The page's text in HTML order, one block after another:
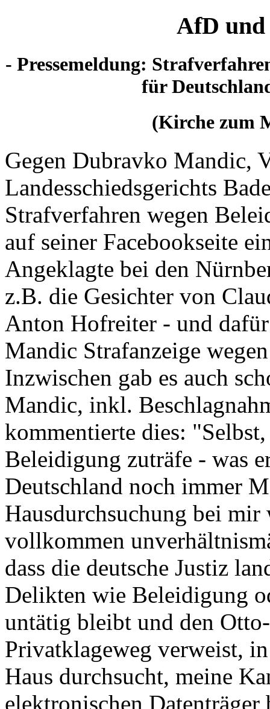
AfD und
- Pressemeldung:
für
(Kirche zum
Gegen Dubravko Mandic,
Landesschiedsgerichts
Strafverfahren wegen
auf seiner Facebookseite
Angeklagte bei den
z.B. die Gesichter von
Anton Hofreiter - und
Mandic Strafanzeige
Inzwischen gab es auch
Mandic, inkl.
kommentierte dies:
Beleidigung zuträfe - was
Deutschland noch immer
Hausdurchsuchung bei
vollkommen
dass die deutsche Justiz
Delikten wie Beleidigung
untätig bleibt und den
Privatklageweg verweist,
Haus durchsucht, meine
elektronischen Datenträger